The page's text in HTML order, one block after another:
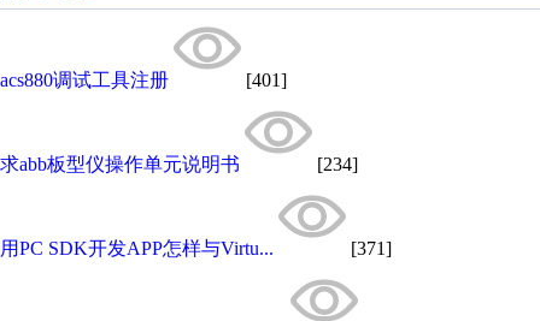
acs880调试工具注册 [401]
求abb板型仪操作单元说明书 [234]
用PC SDK开发APP怎样与Virtu... [371]